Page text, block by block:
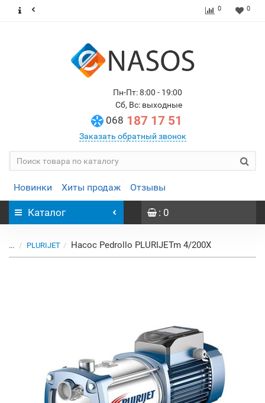
0 0
Пн-Пт: 8:00 - 19:00
Сб, Вс: выходные
068 187 17 51
Заказать обратный звонок
Новинки Хиты продаж Отзывы
Каталог : 0
... PLURIJET Насос Pedrollo PLURIJETm 4/200X